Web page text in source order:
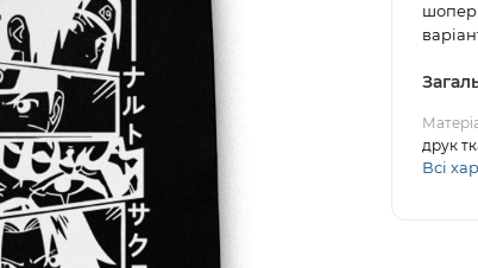
шопер
друк
Всі